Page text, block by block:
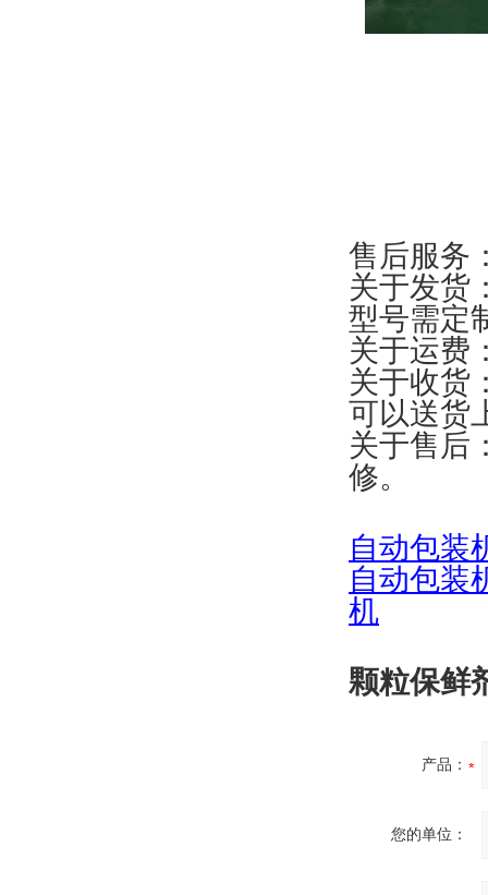
售后服务
关于发货
型号需定
关于运费
关于收货
可以送货
关于售后
修。
自动包装
自动包装
机
颗粒保鲜
产品：
您的单位：